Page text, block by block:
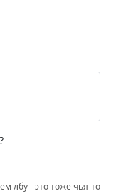
лбу - это тоже чья-то